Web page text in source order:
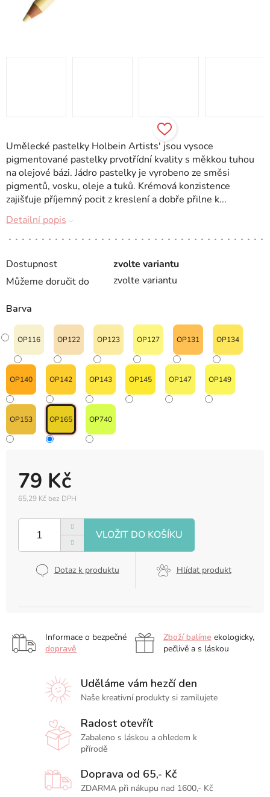
Dostupnost
zvolte variantu
Můžeme doručit do
zvolte variantu
79 Kč
65,29 Kč bez DPH
cena:
Dotaz k produktu Hlídat produkt
Barva
OP116 OP122 OP123 OP127 OP131 OP134
OP140 OP142 OP143 OP145 OP147 OP149
OP153 OP165 OP740
Umělecké pastelky Holbein Artists' jsou vysoce
pigmentované pastelky prvotřídní kvality s měkkou tuhou
na olejové bázi. Jádro pastelky je vyrobeno ze směsi
pigmentů, vosku, oleje a tuků. Krémová konzistence
zajišťuje příjemný pocit z kreslení a dobře přilne k...
Detailní popis
Informace o bezpečné
dopravě
Zboží balíme ekologicky,
pečlivě a s láskou
Uděláme vám hezčí den
Naše kreativní produkty si zamilujete
Radost otevřít
Zabaleno s láskou a ohledem k
přírodě
Doprava od 65,- Kč
ZDARMA při nákupu nad 1600,- Kč